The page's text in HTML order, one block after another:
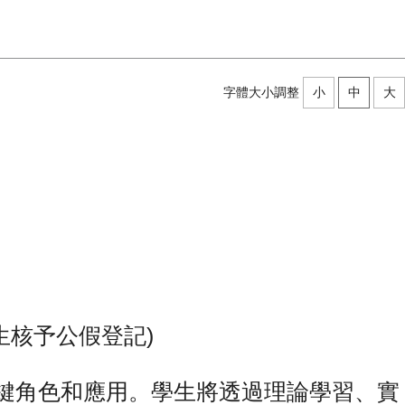
字體大小調整 小 中
大
核予公假登記)
色和應用。學生將透過理論學習、實